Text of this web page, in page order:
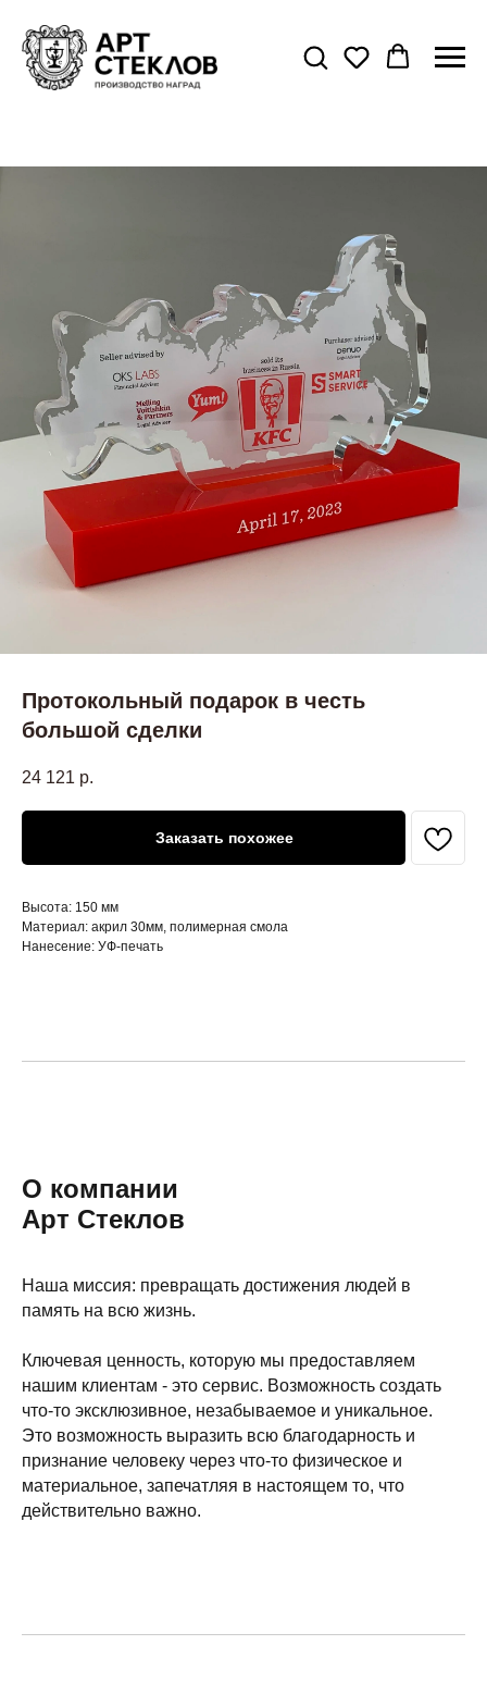
Протокольный подарок в честь
большой сделки
24 121 р.
Заказать похожее
Высота: 150 мм
Материал: акрил 30мм, полимерная смола
Нанесение: УФ-печать
О компании
Арт Стеклов
Наша миссия: превращать достижения людей в
память на всю жизнь.
Ключевая ценность, которую мы предоставляем
нашим клиентам - это сервис. Возможность создать
что-то эксклюзивное, незабываемое и уникальное.
Это возможность выразить всю благодарность и
признание человеку через что-то физическое и
материальное, запечатляя в настоящем то, что
действительно важно.